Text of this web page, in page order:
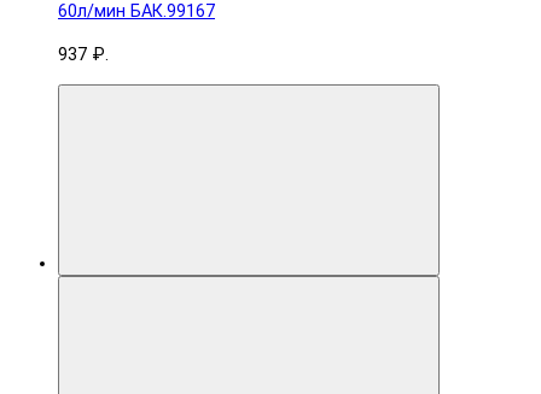
60л/мин БАК.99167
937 ₽.